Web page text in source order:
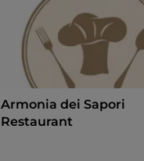
Armonia dei Sapori
Restaurant